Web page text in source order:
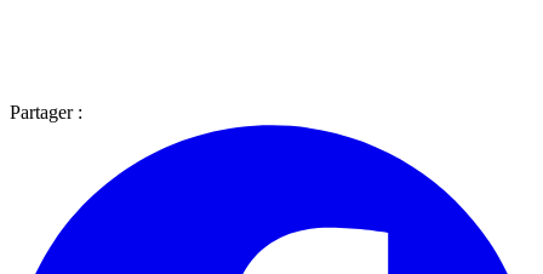
Partager :